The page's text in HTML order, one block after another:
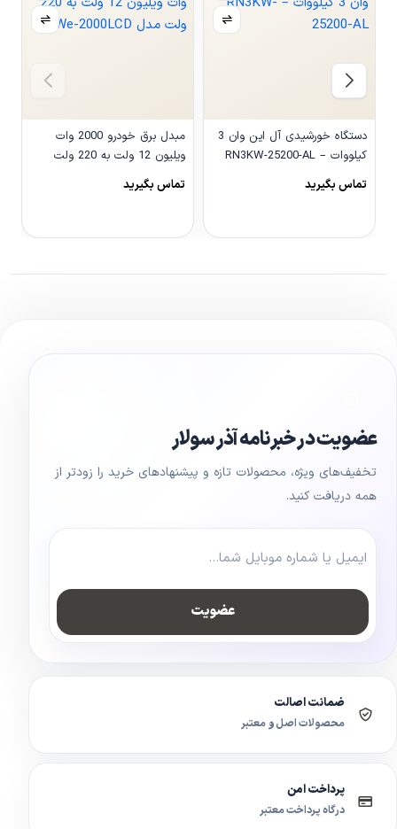
دستگاه خورشیدی آل این وان 3
کیلووات – RN3KW-25200-AL
تماس بگیرید
مبدل برق خودرو 2000 وات
ویلیون 12 ولت به 220 ولت
مدل We-2000LCD
تماس بگیرید
عضویت در خبرنامه آذر سولار
تخفیف‌های ویژه، محصولات تازه و پیشنهادهای خرید را زودتر از
همه دریافت کنید.
عضویت
ضمانت اصالت
محصولات اصل و معتبر
پرداخت امن
درگاه پرداخت معتبر